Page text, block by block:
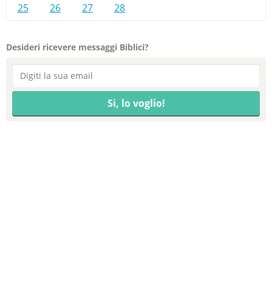
25
26 27 28
Desideri ricevere messaggi Biblici?